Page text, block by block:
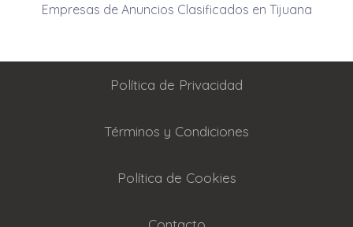
Empresas de Anuncios Clasificados en Tijuana
Política de Privacidad
Términos y Condiciones
Política de Cookies